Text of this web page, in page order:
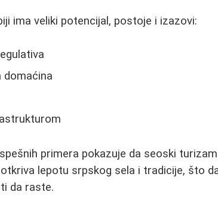
ima veliki potencijal, postoje i izazovi:
domaćina
primera pokazuje da seoski
lepotu srpskog sela i tradicije, što
da raste.